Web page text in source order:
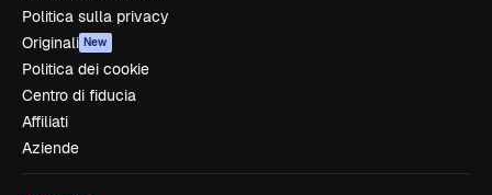
Politica sulla privacy
Originali New
Politica dei cookie
Centro di fiducia
Affiliati
Aziende